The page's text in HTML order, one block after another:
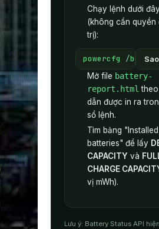
Chạy lệnh dưới đây
(không cần quyền
trị):
powercfg /
Mở file battery-
report.html
dẫn được in ra
sổ lệnh.
Tìm bảng "Installed
batteries" để lấy
CAPACITY và
CHARGE
vị mWh).
Lưu ý: Battery Status API